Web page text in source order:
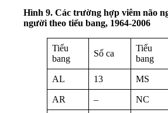
Hình 9. Các trường hợp viêm não
người theo tiểu bang, 1964-2006
Tiểu
bang
Số ca
Tiểu
bang
AL 13 MS
AR – NC